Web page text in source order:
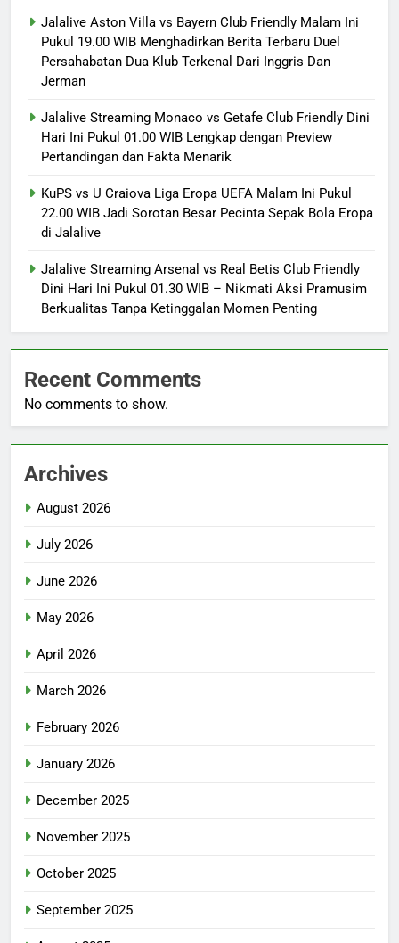
Jalalive Aston Villa vs Bayern Club Friendly Malam Ini
Pukul 19.00 WIB Menghadirkan Berita Terbaru Duel
Persahabatan Dua Klub Terkenal Dari Inggris Dan
Jerman
Jalalive Streaming Monaco vs Getafe Club Friendly Dini
Hari Ini Pukul 01.00 WIB Lengkap dengan Preview
Pertandingan dan Fakta Menarik
KuPS vs U Craiova Liga Eropa UEFA Malam Ini Pukul
22.00 WIB Jadi Sorotan Besar Pecinta Sepak Bola Eropa
di Jalalive
Jalalive Streaming Arsenal vs Real Betis Club Friendly
Dini Hari Ini Pukul 01.30 WIB – Nikmati Aksi Pramusim
Berkualitas Tanpa Ketinggalan Momen Penting
Recent Comments
No comments to show.
Archives
August 2026
July 2026
June 2026
May 2026
April 2026
March 2026
February 2026
January 2026
December 2025
November 2025
October 2025
September 2025